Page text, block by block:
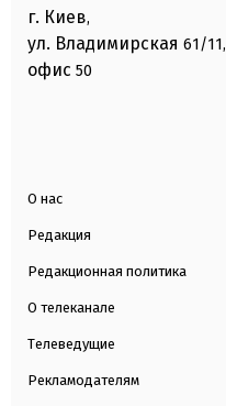
г. Киев,
ул. Владимирская 61/11,
офис 50
О нас
Редакция
Редакционная политика
О телеканале
Телеведущие
Рекламодателям